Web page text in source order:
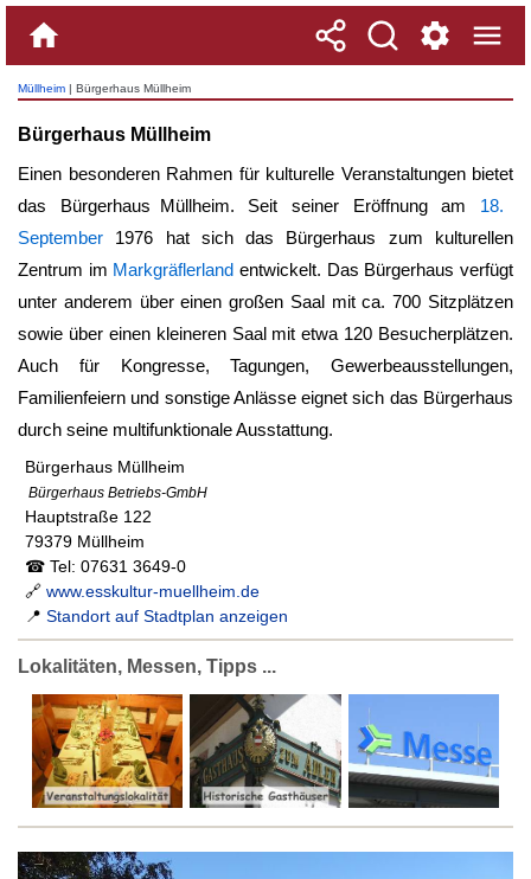
Müllheim | Bürgerhaus Müllheim
Bürgerhaus Müllheim
Einen besonderen Rahmen für kulturelle Veranstaltungen bietet
das Bürgerhaus Müllheim. Seit seiner Eröffnung am 18.
September 1976 hat sich das Bürgerhaus zum kulturellen
Zentrum im Markgräflerland entwickelt. Das Bürgerhaus verfügt
unter anderem über einen großen Saal mit ca. 700 Sitzplätzen
sowie über einen kleineren Saal mit etwa 120 Besucherplätzen.
Auch für Kongresse, Tagungen, Gewerbeausstellungen,
Familienfeiern und sonstige Anlässe eignet sich das Bürgerhaus
durch seine multifunktionale Ausstattung.
Bürgerhaus Müllheim
Bürgerhaus Betriebs-GmbH
Hauptstraße 122
79379 Müllheim
☎ Tel: 07631 3649-0
🔗 www.esskultur-muellheim.de
📍 Standort auf Stadtplan anzeigen
Lokalitäten, Messen, Tipps ...